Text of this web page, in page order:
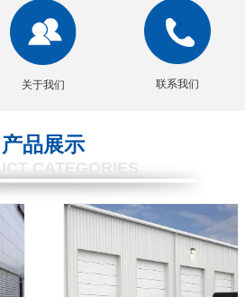
关于我们 联系我们
产品展示
CATEGORIES